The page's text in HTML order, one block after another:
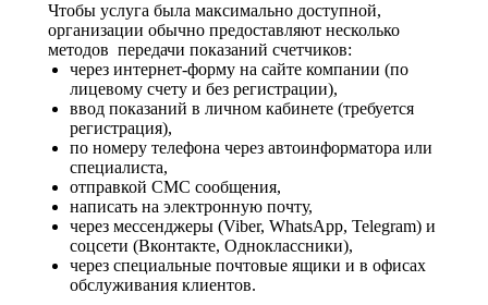
Чтобы услуга была максимально доступной,
организации обычно предоставляют несколько
методов передачи показаний счетчиков:
через интернет-форму на сайте компании (по
лицевому счету и без регистрации),
ввод показаний в личном кабинете (требуется
регистрация),
по номеру телефона через автоинформатора или
специалиста,
отправкой СМС сообщения,
написать на электронную почту,
через мессенджеры (Viber, WhatsApp, Telegram) и
соцсети (Вконтакте, Одноклассники),
через специальные почтовые ящики и в офисах
обслуживания клиентов.